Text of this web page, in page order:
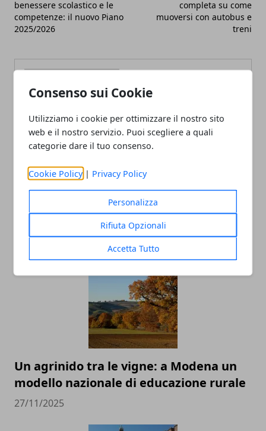
Consenso sui Cookie
Utilizziamo i cookie per ottimizzare il nostro sito
web e il nostro servizio. Puoi scegliere a quali
categorie dare il tuo consenso.
Cookie Policy | Privacy Policy
Personalizza
Rifiuta Opzionali
Accetta Tutto
benessere scolastico e le
competenze: il nuovo Piano
2025/2026
completa su come
muoversi con autobus e
treni
Redazione
ARTICOLI CORRELATI
Un agrinido tra le vigne: a Modena un
modello nazionale di educazione rurale
27/11/2025